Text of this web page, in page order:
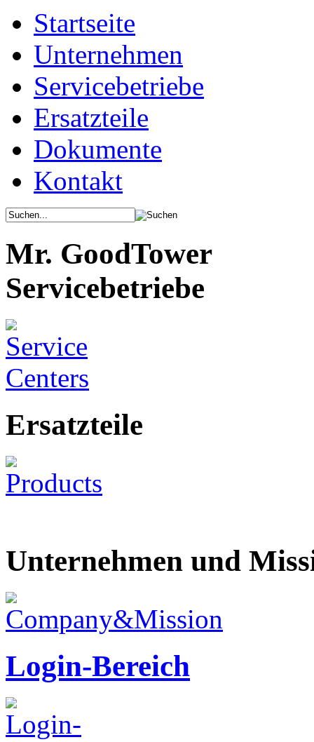
Startseite
Unternehmen
Servicebetriebe
Ersatzteile
Dokumente
Kontakt
Mr. GoodTower
Servicebetriebe
Ersatzteile
Unternehmen und
Login-Bereich